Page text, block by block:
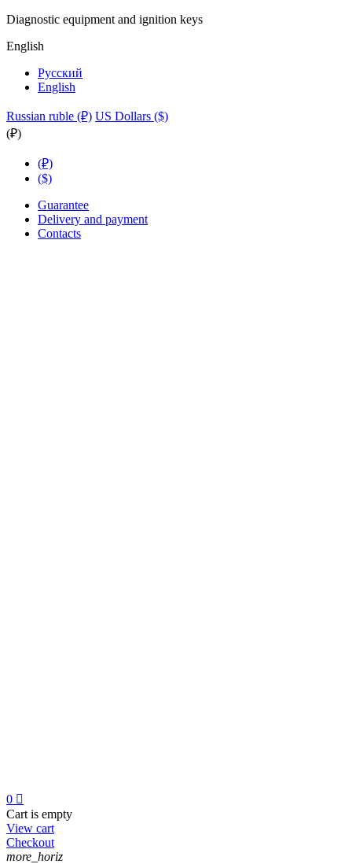
Diagnostic equipment and ignition keys
English
Русский
English
Russian ruble (₽) US Dollars ($)
(₽)
(₽)
($)
Guarantee
Delivery and payment
Contacts
0 
Cart is empty
View cart
Checkout
more_horiz